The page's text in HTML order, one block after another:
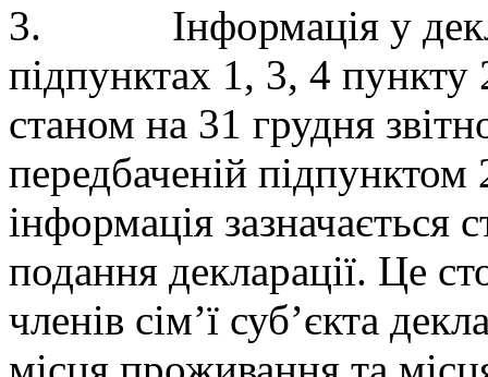
3. Інформація у
підпунктах 1, 3, 4 пункту
станом на 31 грудня
передбаченій
інформація
подання декларації. Це
членів сім’ї суб’єкта